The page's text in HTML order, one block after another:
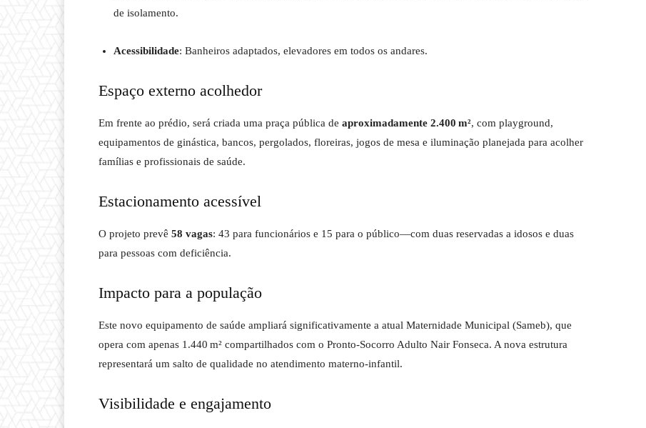
de isolamento.
Acessibilidade: Banheiros adaptados, elevadores em todos os andares.
Espaço externo acolhedor
Em frente ao prédio, será criada uma praça pública de aproximadamente 2.400 m², com playground,
equipamentos de ginástica, bancos, pergolados, floreiras, jogos de mesa e iluminação planejada para acolher
famílias e profissionais de saúde.
Estacionamento acessível
O projeto prevê 58 vagas: 43 para funcionários e 15 para o público—com duas reservadas a idosos e duas
para pessoas com deficiência.
Impacto para a população
Este novo equipamento de saúde ampliará significativamente a atual Maternidade Municipal (Sameb), que
opera com apenas 1.440 m² compartilhados com o Pronto-Socorro Adulto Nair Fonseca. A nova estrutura
representará um salto de qualidade no atendimento materno-infantil.
Visibilidade e engajamento